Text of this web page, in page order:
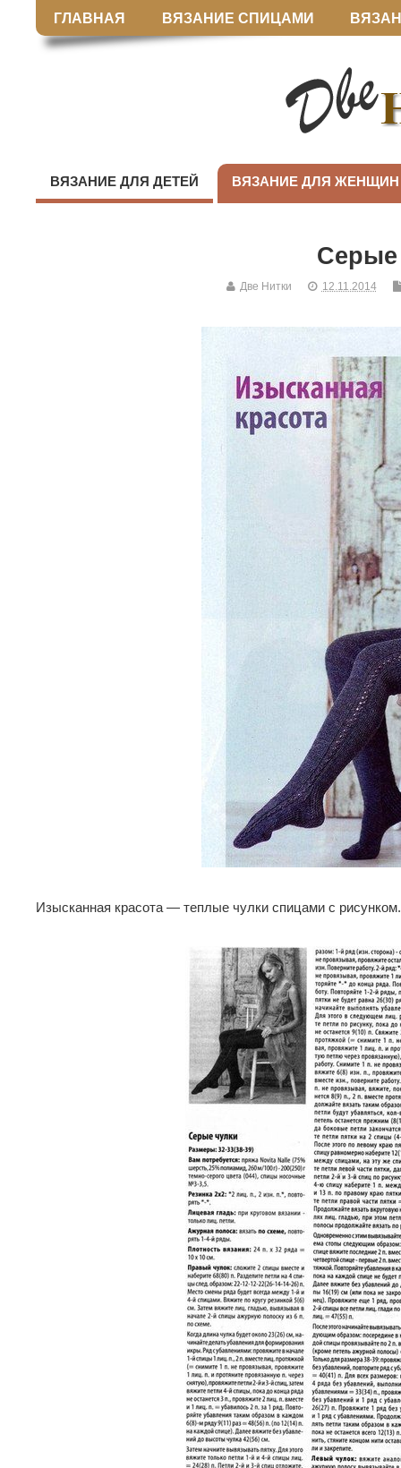
ГЛАВНАЯ ВЯЗАНИЕ СПИЦАМИ
ВЯЗАНИЕ ДЛЯ ДЕТЕЙ ВЯЗАНИЕ ДЛЯ ЖЕНЩИН
Серые
Две Нитки 12.11.2014
Изысканная красота — теплые чулки спицами с рисунком.